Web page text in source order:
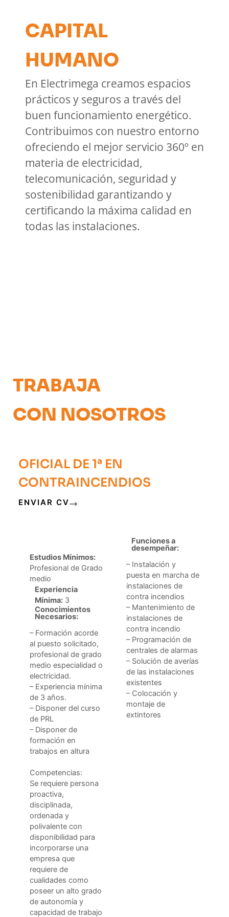
CAPITAL
HUMANO
En Electrimega creamos espacios
prácticos y seguros a través del
buen funcionamiento energético.
Contribuimos con nuestro entorno
ofreciendo el mejor servicio 360º en
materia de electricidad,
telecomunicación, seguridad y
sostenibilidad garantizando y
certificando la máxima calidad en
todas las instalaciones.
TRABAJA
CON NOSOTROS
OFICIAL DE 1ª EN
CONTRAINCENDIOS
ENVIAR CV
Estudios Mínimos:
Profesional de Grado
medio
Experiencia
Mínima: 3
Conocimientos
Necesarios:
– Formación acorde
al puesto solicitado,
profesional de grado
medio especialidad o
electricidad.
– Experiencia mínima
de 3 años.
– Disponer del curso
de PRL
– Disponer de
formación en
trabajos en altura
Competencias:
Se requiere persona
proactiva,
disciplinada,
ordenada y
polivalente con
disponibilidad para
incorporarse una
empresa que
requiere de
cualidades como
poseer un alto grado
de autonomía y
capacidad de trabajo
Funciones a
desempeñar:
– Instalación y
puesta en marcha de
instalaciones de
contra incendios
– Mantenimiento de
instalaciones de
contra incendio
– Programación de
centrales de alarmas
– Solución de averías
de las instalaciones
existentes
– Colocación y
montaje de
extintores